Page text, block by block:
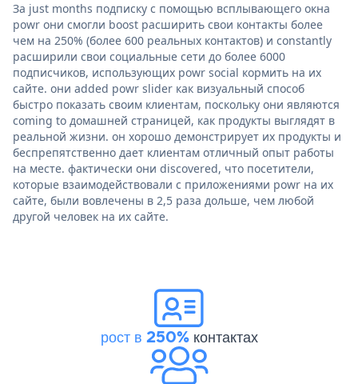
За just months подписку с помощью всплывающего окна
powr они смогли boost расширить свои контакты более
чем на 250% (более 600 реальных контактов) и constantly
расширили свои социальные сети до более 6000
подписчиков, использующих powr social кормить на их
сайте. они added powr slider как визуальный способ
быстро показать своим клиентам, поскольку они являются
coming to домашней страницей, как продукты выглядят в
реальной жизни. он хорошо демонстрирует их продукты и
беспрепятственно дает клиентам отличный опыт работы
на месте. фактически они discovered, что посетители,
которые взаимодействовали с приложениями powr на их
сайте, были вовлечены в 2,5 раза дольше, чем любой
другой человек на их сайте.
рост в 250%контактах